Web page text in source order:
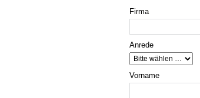
Firma
Anrede
Vorname